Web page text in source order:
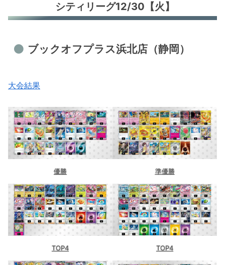
シティリーグ12/30【火】
ブックオフプラス浜北店（静岡）
大会結果
優勝 準優勝
TOP4 TOP4